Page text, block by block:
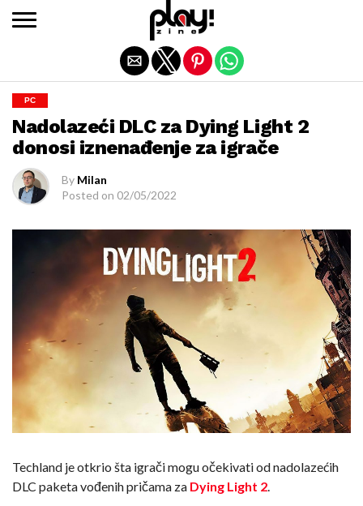
PC
Nadolazeći DLC za Dying Light 2
donosi iznenađenje za igrače
By Milan
Posted on 02/05/2022
Techland je otkrio šta igrači mogu očekivati od nadolazećih
DLC paketa vođenih pričama za Dying Light 2
Exit mobile version